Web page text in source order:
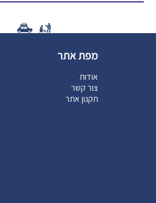
מפת אתר
אודות
צור קשר
תקנון אתר